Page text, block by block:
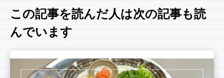
この記事を読んだ人は次の記事も読
んでいます